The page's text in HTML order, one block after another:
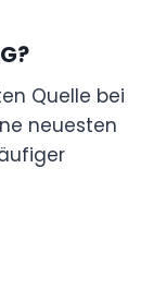
Quelle bei
neuesten